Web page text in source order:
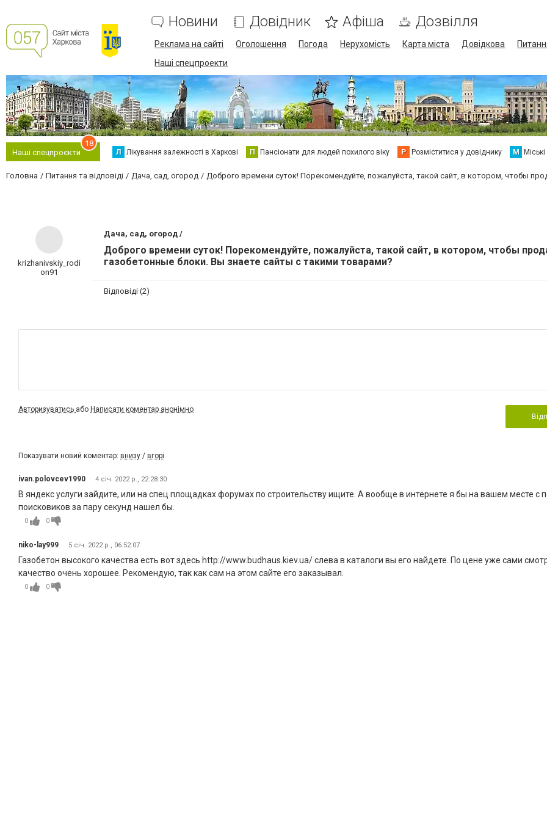
Новини Довідник Афіша Дозвілля
Реклама на сайті Оголошення Погода Нерухомість Карта міста Довідкова
Наші спецпроекти
Наші спецпроєкти
18
Л Лікування залежності в Харкові П Пансіонати для людей похилого віку Р Розміститися у довіднику М
Головна Питання та відповіді Дача, сад, огород Доброго времени суток! Порекомендуйте, пожалуйста, такой сайт, в котором, чтобы
krizhanivskiy_rodi
on91
Дача, сад, огород /
Доброго времени суток! Порекомендуйте, пожалуйста, такой сайт, в котором, чтобы
газобетонные блоки. Вы знаете сайты с такими товарами?
Відповіді (2)
Авторизуватись або Написати коментар анонімно
Показувати новий коментар: внизу / вгорі
ivan.polovcev1990 4 січ. 2022 р., 22:28:30
В яндекс услуги зайдите, или на спец площадках форумах по строительству ищите. А вообще в интернете я бы на вашем месте с
поисковиков за пару секунд нашел бы.
0 0
niko-lay999 5 січ. 2022 р., 06:52:07
Газобетон высокого качества есть вот здесь http://www.budhaus.kiev.ua/ слева в каталоги вы его найдете. По цене уже сами
качество очень хорошее. Рекомендую, так как сам на этом сайте его заказывал.
0 0